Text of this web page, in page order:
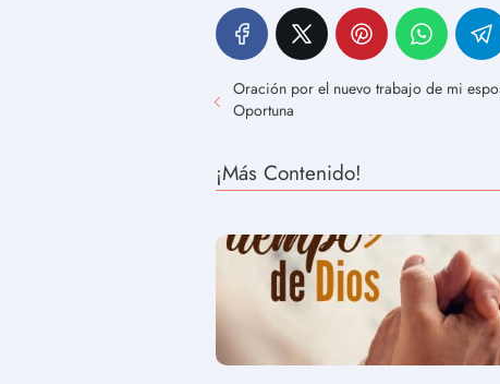
Oración por el nuevo trabajo de mi
Oportuna
¡Más Contenido!